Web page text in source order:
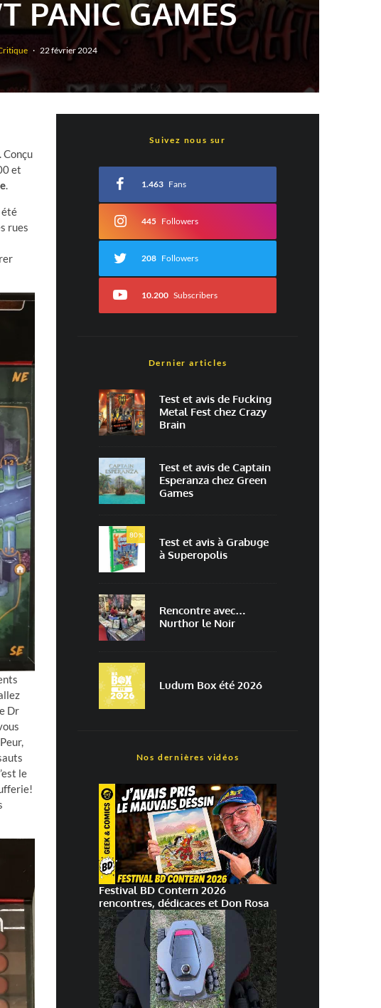
PANIC GAMES
· 22 février 2024
Conçu
et
.
été
rues
Dr
le
Suivez nous sur
1.463 Fans
445 Followers
208 Followers
10.200 Subscribers
Dernier articles
Test et avis de Fucking
Metal Fest chez Crazy
Brain
Test et avis de Captain
Esperanza chez Green
Games
80%
Test et avis à Grabuge
à Superopolis
Rencontre avec…
Nurthor le Noir
Ludum Box été 2026
Nos dernières vidéos
Festival BD Contern 2026
rencontres, dédicaces et Don Rosa